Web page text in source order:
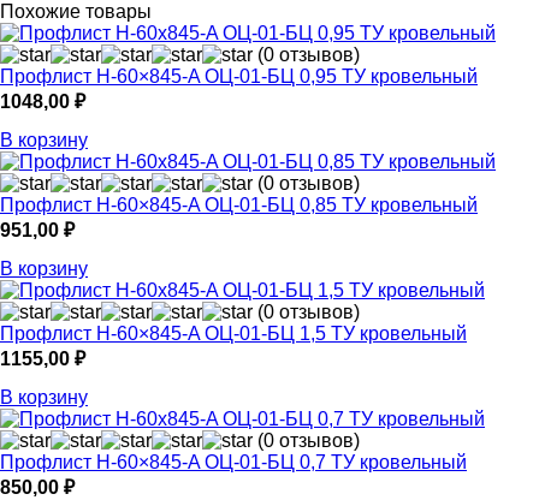
Похожие товары
(0 отзывов)
Профлист Н-60×845-A ОЦ-01-БЦ 0,95 ТУ кровельный
1048,00 ₽
В корзину
(0 отзывов)
Профлист Н-60×845-A ОЦ-01-БЦ 0,85 ТУ кровельный
951,00 ₽
В корзину
(0 отзывов)
Профлист Н-60×845-A ОЦ-01-БЦ 1,5 ТУ кровельный
1155,00 ₽
В корзину
(0 отзывов)
Профлист Н-60×845-A ОЦ-01-БЦ 0,7 ТУ кровельный
850,00 ₽